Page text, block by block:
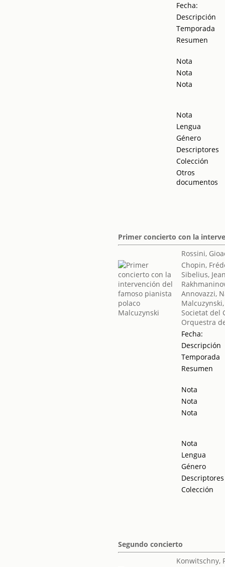
Fecha:
Descripción
Temporada
Resumen
Nota
Nota
Nota
Nota
Lengua
Género
Descriptores
Colección
Otros
documentos
Primer concierto con la
Rossini,
Chopin,
Sibelius,
Annovazzi,
Societat del
Orquestra
Fecha:
Descripción
Temporada
Resumen
Nota
Nota
Nota
Nota
Lengua
Género
Descriptores
Colección
Segundo concierto
Konwitschny,